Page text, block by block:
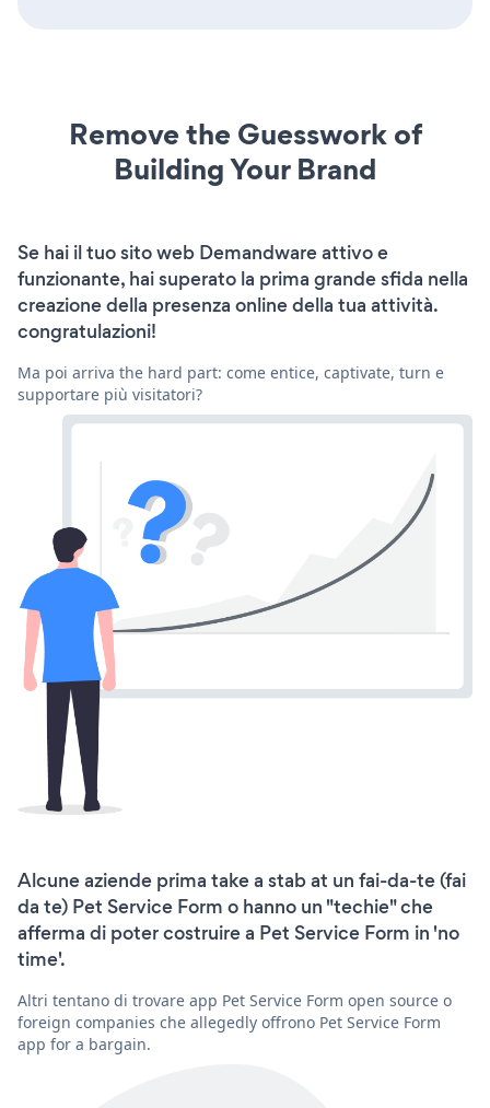
Remove the Guesswork of
Building Your Brand
Se hai il tuo sito web Demandware attivo e
funzionante, hai superato la prima grande sfida nella
creazione della presenza online della tua attività.
congratulazioni!
Ma poi arriva the hard part: come entice, captivate, turn e
supportare più visitatori?
Alcune aziende prima take a stab at un fai-da-te (fai
da te) Pet Service Form o hanno un "techie" che
afferma di poter costruire a Pet Service Form in 'no
time'.
Altri tentano di trovare app Pet Service Form open source o
foreign companies che allegedly offrono Pet Service Form
app for a bargain.